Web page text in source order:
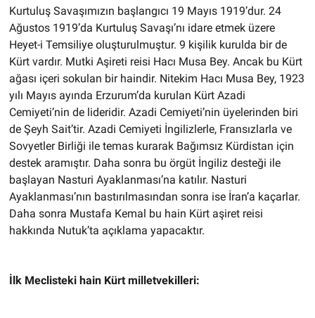
Kurtuluş Savaşımızın başlangıcı 19 Mayıs 1919’dur. 24
Ağustos 1919’da Kurtuluş Savaşı’nı idare etmek üzere
Heyet-i Temsiliye oluşturulmuştur. 9 kişilik kurulda bir de
Kürt vardır. Mutki Aşireti reisi Hacı Musa Bey. Ancak bu Kürt
ağası içeri sokulan bir haindir. Nitekim Hacı Musa Bey, 1923
yılı Mayıs ayında Erzurum’da kurulan Kürt Azadi
Cemiyeti’nin de lideridir. Azadi Cemiyeti’nin üyelerinden biri
de Şeyh Sait’tir. Azadi Cemiyeti İngilizlerle, Fransızlarla ve
Sovyetler Birliği ile temas kurarak Bağımsız Kürdistan için
destek aramıştır. Daha sonra bu örgüt İngiliz desteği ile
başlayan Nasturi Ayaklanması’na katılır. Nasturi
Ayaklanması’nın bastırılmasından sonra ise İran’a kaçarlar.
Daha sonra Mustafa Kemal bu hain Kürt aşiret reisi
hakkında Nutuk’ta açıklama yapacaktır.
İlk Meclisteki hain Kürt milletvekilleri: